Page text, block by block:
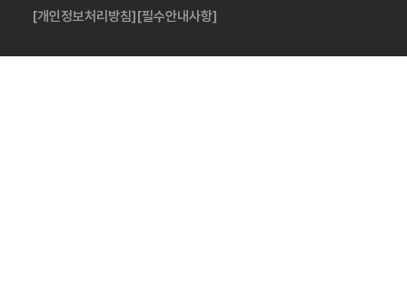
[개인정보처리방침][필수안내사항]